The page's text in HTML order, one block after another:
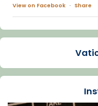
View on Facebook · Share
Arquebisbat
La Carmina va
dos mesos, a